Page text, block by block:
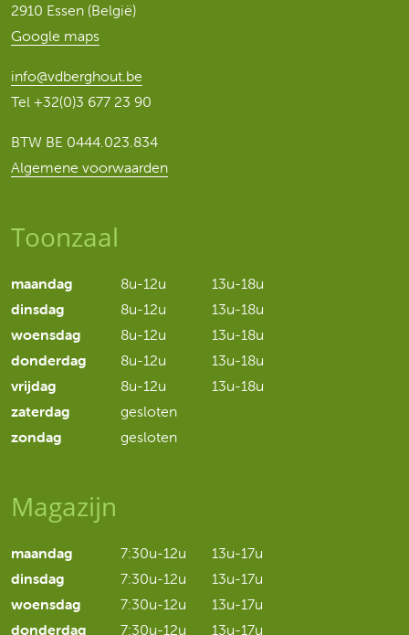
2910 Essen (België)
Google maps
info@vdberghout.be
Tel +32(0)3 677 23 90
BTW BE 0444.023.834
Algemene voorwaarden
Toonzaal
maandag 8u-12u
13u-18u
dinsdag
8u-12u
13u-18u
woensdag
8u-12u
13u-18u
donderdag
8u-12u
13u-18u
vrijdag
8u-12u
13u-18u
zaterdag
gesloten
zondag
gesloten
Magazijn
maandag 7:30u-12u
13u-17u
dinsdag
7:30u-12u
13u-17u
woensdag
7:30u-12u
13u-17u
donderdag
7:30u-12u 13u-17u